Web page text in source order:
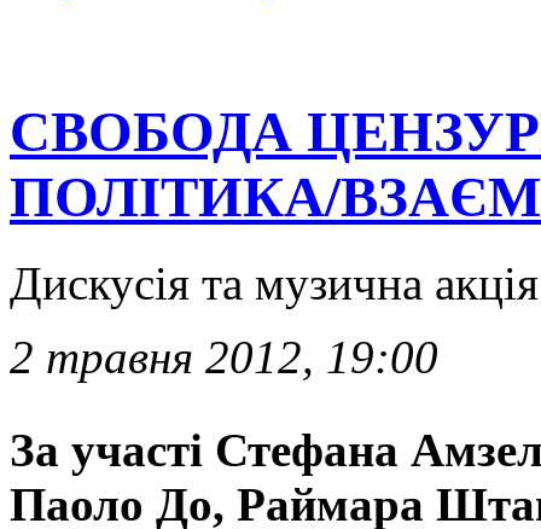
СВОБОДА
ПОЛІТИКА/
Дискусія та музична
2 травня 2012, 19:00
За участі Стефана
Паоло До, Раймара